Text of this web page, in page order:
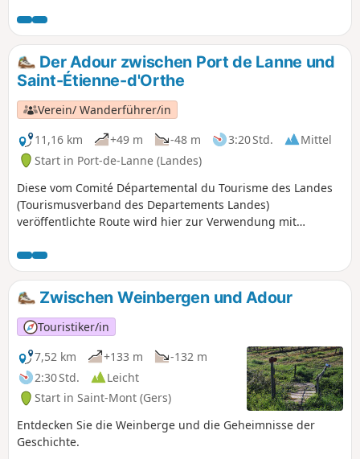
Der Adour zwischen Port de Lanne und
Saint-Étienne-d'Orthe
Verein/ Wanderführer/in
11,16 km
+49 m -48 m 3:20 Std.
Mittel
Start in Port-de-Lanne (Landes)
Diese vom Comité Départemental du Tourisme des Landes
(Tourismusverband des Departements Landes)
veröffentlichte Route wird hier zur Verwendung mit
Zwischen Weinbergen und Adour
Touristiker/in
7,52 km
+133 m
-132 m
2:30 Std.
Leicht
Start in Saint-Mont (Gers)
Entdecken Sie die Weinberge und die Geheimnisse der
Geschichte.